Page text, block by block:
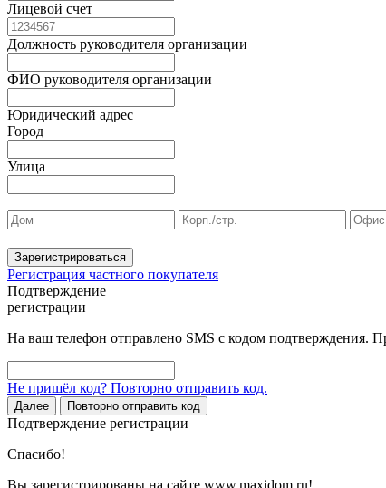
Лицевой счет
Должность руководителя организации
ФИО руководителя организации
Юридический адрес
Город
Улица
Зарегистрироваться
Регистрация частного покупателя
Подтверждение
регистрации
На ваш телефон отправлено SMS с кодом подтверждения.
Не пришёл код? Повторно отправить код.
Далее Повторно отправить код
Подтверждение регистрации
Спасибо!
Вы зарегистрированы на сайте www.maxidom.ru!